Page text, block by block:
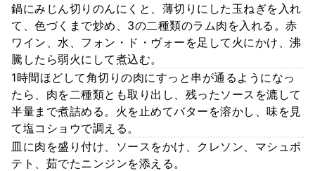
鍋にみじん切りのんにくと、薄切りにした玉ねぎを入れ
て、色づくまで炒め、3の二種類のラム肉を入れる。赤
ワイン、水、フォン・ド・ヴォーを足して火にかけ、沸
騰したら弱火にして煮込む。
1時間ほどして角切りの肉にすっと串が通るようになっ
たら、肉を二種類とも取り出し、残ったソースを漉して
半量まで煮詰める。火を止めてバターを溶かし、味を見
て塩コショウで調える。
皿に肉を盛り付け、ソースをかけ、クレソン、マシュポ
テト、茹でたニンジンを添える。